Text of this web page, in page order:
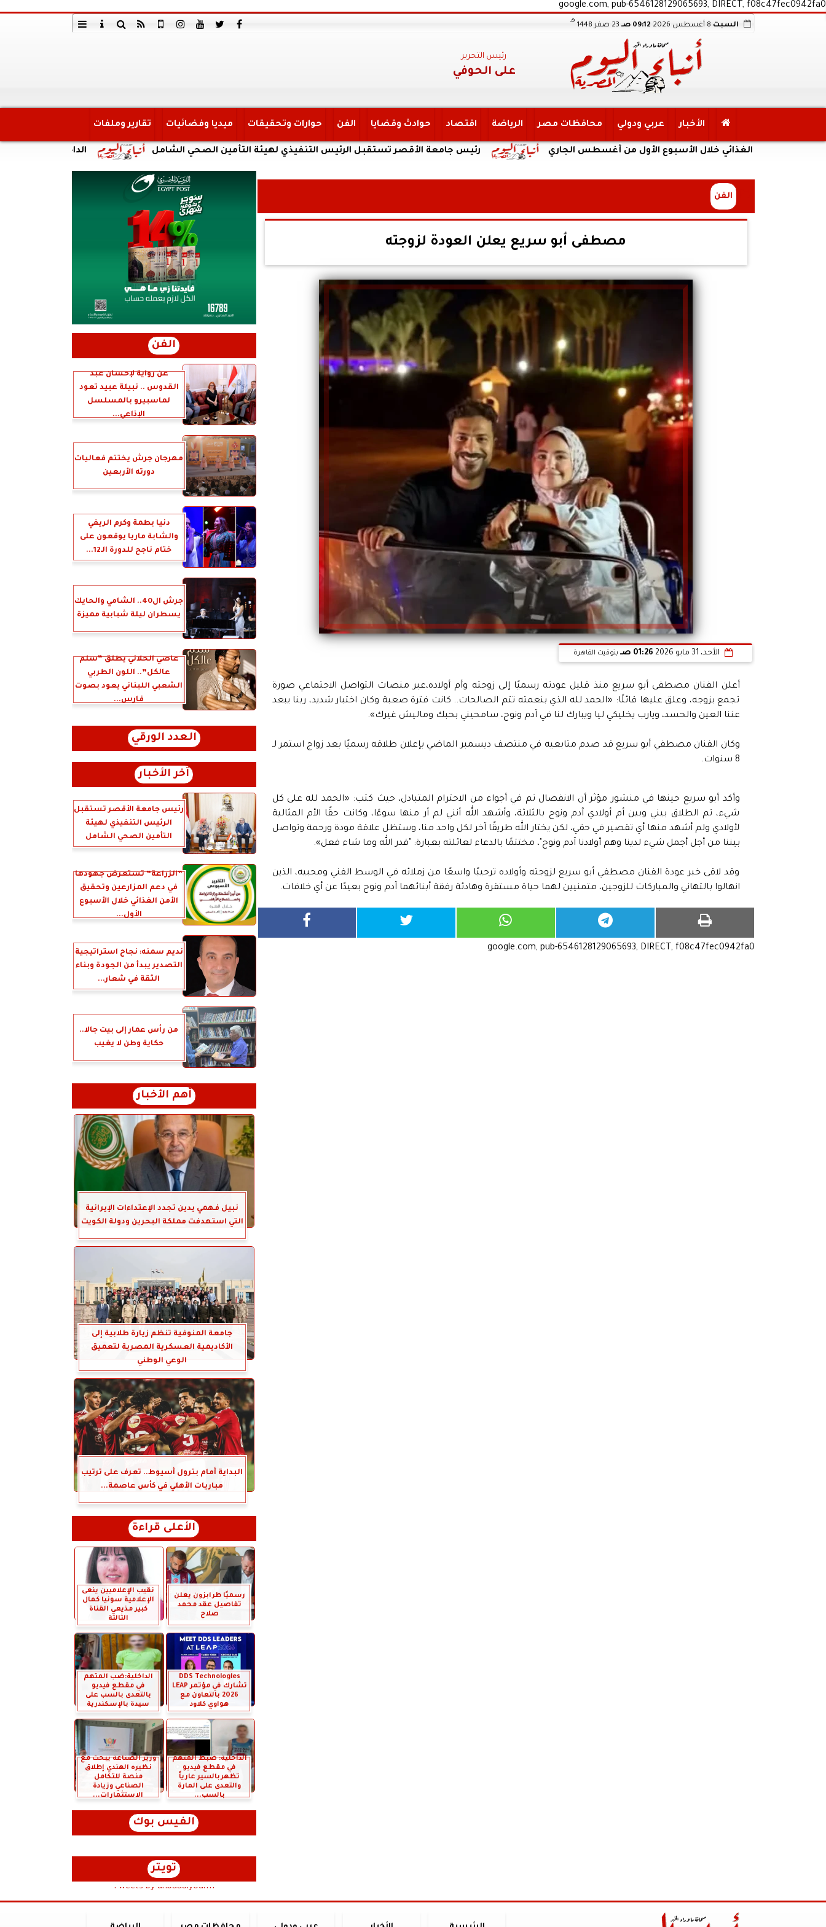
google.com, pub-6546128129065693, DIRECT, f08c47fec0942fa0
السبت 09:12 صـ 23 صفر 1448
هـ
رئيس التحرير
على الحوفي
الأخبار عربي ودولي محافظات مصر الرياضة اقتصاد حوادث وقضايا الفن حوارات وتحقيقات ميديا وفضائيات تقارير وملفات
الداخلية: ضبط أحد الأشخاص رئيس جامعة الأقصر تستقبل الرئيس التنفيذي لهيئة التأمين الصحي الشامل الغذائي خلال الأسبوع الأول من أغسطس الجاري
الفن
مصطفى أبو سريع يعلن العودة لزوجته
الأحد، 31 مايو 2026 01:26 صـ بتوقيت القاهرة
أعلن الفنان مصطفى أبو سريع منذ قليل عودته رسميًا إلى زوجته وأم أولاده،عبر منصات التواصل الاجتماعي صورة
تجمع بزوجه، وعلق عليها قائلًا: «الحمد لله الذي بنعمته تتم الصالحات.. كانت فترة صعبة وكان اختبار شديد، ربنا يبعد
عننا العين والحسد، ويارب يخليكي ليا ويبارك لنا في آدم ونوح، سامحيني بحبك وماليش غيرك».
وكان الفنان مصطفي أبو سريع قد صدم متابعيه في منتصف ديسمبر الماضي بإعلان طلاقه رسميًا بعد زواج استمر لـ
8 سنوات.
وأكد أبو سريع حينها في منشور مؤثر أن الانفصال تم في أجواء من الاحترام المتبادل، حيث كتب: «الحمد لله على كل
شيء، تم الطلاق بيني وبين أم أولادي آدم ونوح بالثلاثة، وأشهد الله أنني لم أر منها سوءًا، وكانت حقًا الأم المثالية
لأولادي ولم أشهد منها أي تقصير في حقي، لكن يختار الله طريقًا آخر لكل واحد منا، وستظل علاقة مودة ورحمة وتواصل
بيننا من أجل أجمل شيء لدينا وهم أولادنا آدم ونوح"، مختتمًا بالدعاء لعائلته بعبارة: "قدر الله وما شاء فعل».
وقد لاقى خبر عودة الفنان مصطفي أبو سريع لزوجته وأولاده ترحيبًا واسعًا من زملائه في الوسط الفني ومحبيه، الذين
انهالوا بالتهاني والمباركات للزوجين، متمنيين لهما حياة مستقرة وهادئة رفقة أبنائهما آدم ونوح بعيدًا عن أي خلافات.
google.com, pub-6546128129065693, DIRECT, f08c47fec0942fa0
الفن
عن رواية لإحسان عبد
القدوس .. نبيلة عبيد تعود
لماسبيرو بالمسلسل
الإذاعي...
مهرجان جرش يختتم فعاليات
دورته الأربعين
دنيا بطمة وكرم الريفي
والشابة ماريا يوقعون على
ختام ناجح للدورة الـ12...
جرش ال40.. الشامي والحايك
يسطران ليلة شبابية مميزة
عاصي الحلاني يطلق “سلّم
عالكل”.. اللون الطربي
الشعبي اللبناني يعود بصوت
فارس...
العدد الورقي
آخر الأخبار
رئيس جامعة الأقصر تستقبل
الرئيس التنفيذي لهيئة
التأمين الصحي الشامل
”الزراعة” تستعرض جهودها
في دعم المزارعين وتحقيق
الأمن الغذائي خلال الأسبوع
الأول...
نديم سمنه: نجاح استراتيجية
التصدير يبدأ من الجودة وبناء
الثقة في شعار...
من رأس عمار إلى بيت جالا..
حكاية وطن لا يغيب
أهم الأخبار
نبيل فهمي يدين تجدد الإعتداءات الإيرانية
التي استهدفت مملكة البحرين ودولة الكويت
جامعة المنوفية تنظم زيارة طلابية إلى
الأكاديمية العسكرية المصرية لتعميق
الوعي الوطني
البداية أمام بترول أسيوط.. تعرف على ترتيب
مباريات الأهلي في كأس عاصمة...
الأعلى قراءة
رسميًا طرابزون يعلن
تفاصيل عقد محمد
صلاح
نقيب الإعلاميين ينعى
الإعلامية سونيا كمال
كبير مذيعي القناة
الثالثة
DDS Technologies
تشارك في مؤتمر LEAP
2026 بالتعاون مع
هواوي كلاود
الداخلية:ضب المتهم
في مقطع فيديو
بالتعدى بالسب على
سيدة بالإسكندرية
الداخلية: ضبط المتهم
في مقطع فيديو
تظهربالسير عارياً
والتعدى على المارة
بالسب...
وزير الصناعة يبحث مع
نظيره الهندي إطلاق
منصة للتكامل
الصناعي وزيادة
الاستثمارات...
الفيس بوك
تويتر
Tweets by anbaaalyoum1